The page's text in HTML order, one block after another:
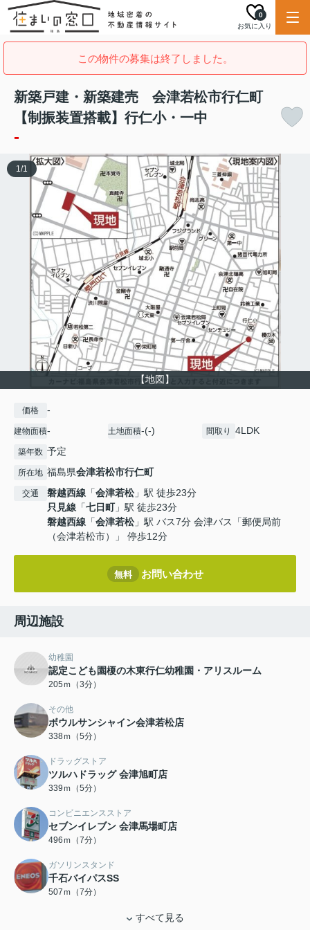
お気に入り
0
この物件の募集は終了しました。
新築戸建・新築建売 会津若松市行仁町
【制振装置搭載】行仁小・一中
-
【地図】
1/1
価格 -
建物面積- 土地面積-(-) 間取り 4LDK
築年数 予定
所在地 福島県会津若松市行仁町
交通 磐越西線 「会津若松」駅 徒歩23分
只見線 「七日町」駅 徒歩23分
磐越西線 「会津若松」駅 バス7分 会津バス「郵便局前
（会津若松市）」 停歩12分
無料 お問い合わせ
周辺施設
幼稚園
認定こども園榎の木東行仁幼稚園・アリスルーム
205ｍ（3分）
その他
ボウルサンシャイン会津若松店
338ｍ（5分）
ドラッグストア
ツルハドラッグ 会津旭町店
339ｍ（5分）
コンビニエンスストア
セブンイレブン 会津馬場町店
496ｍ（7分）
ガソリンスタンド
千石バイパスSS
507ｍ（7分）
すべて見る